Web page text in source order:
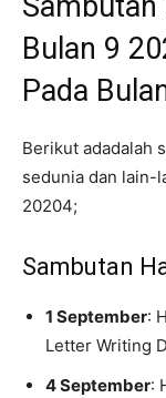
Sambutan
Bulan 9
Pada
Berikut adadalah
sedunia dan lain-
20204;
Sambutan
1 September:
Letter Writing
4 September: